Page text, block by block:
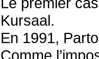
Kursaal.
En 1991,
Comme